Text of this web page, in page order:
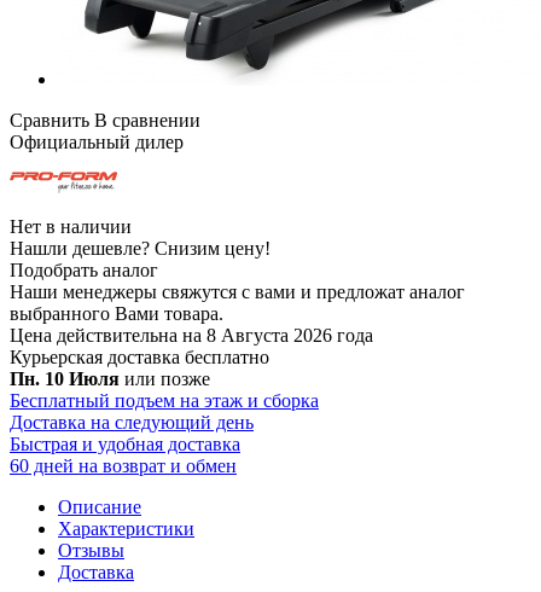
Сравнить В сравнении
Официальный дилер
Нет в наличии
Нашли дешевле? Снизим цену!
Подобрать аналог
Наши менеджеры свяжутся с вами и предложат аналог
выбранного Вами товара.
Цена действительна на 8 Августа 2026 года
Курьерская доставка бесплатно
Пн. 10 Июля или позже
Бесплатный подъем на этаж и сборка
Доставка на следующий день
Быстрая и удобная доставка
60 дней на возврат и обмен
Описание
Характеристики
Отзывы
Доставка